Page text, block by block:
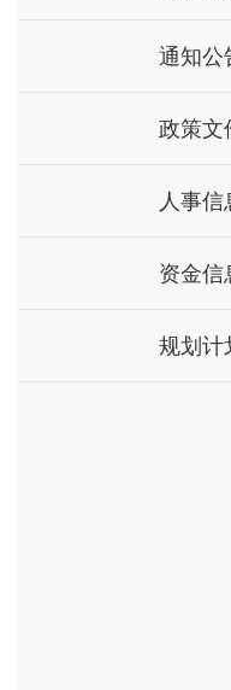
通知公
政策文
人事信
资金信
规划计